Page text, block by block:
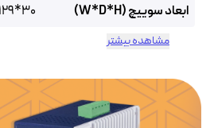
ابعاد سوییچ (W*D*H)
30*129*160 میلیمتر
مشاهده بیشتر